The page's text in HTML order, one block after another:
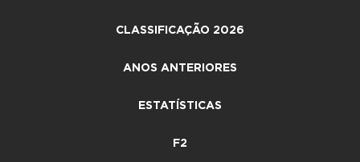
CLASSIFICAÇÃO 2026
ANOS ANTERIORES
ESTATÍSTICAS
F2